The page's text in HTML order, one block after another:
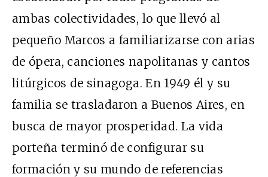
ambas colectividades, lo que llevó al
pequeño Marcos a familiarizarse con arias
de ópera, canciones napolitanas y cantos
litúrgicos de sinagoga. En 1949 él y su
familia se trasladaron a Buenos Aires, en
busca de mayor prosperidad. La vida
porteña terminó de configurar su
formación y su mundo de referencias